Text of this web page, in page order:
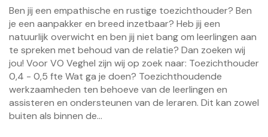
Ben jij een empathische en rustige toezichthouder? Ben
je een aanpakker en breed inzetbaar? Heb jij een
natuurlijk overwicht en ben jij niet bang om leerlingen aan
te spreken met behoud van de relatie? Dan zoeken wij
jou! Voor VO Veghel zijn wij op zoek naar: Toezichthouder
0,4 - 0,5 fte Wat ga je doen? Toezichthoudende
werkzaamheden ten behoeve van de leerlingen en
assisteren en ondersteunen van de leraren. Dit kan zowel
buiten als binnen de...